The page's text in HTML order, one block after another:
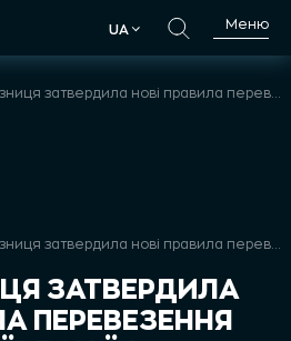
UA
Меню
ЗАТВЕРДИЛА
ПЕРЕВЕЗЕННЯ